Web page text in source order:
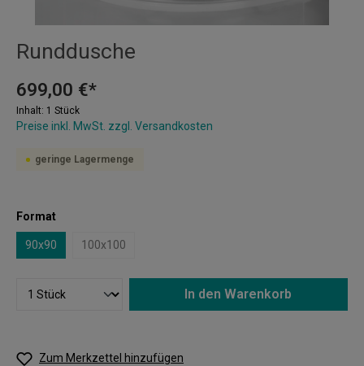
Runddusche
699,00 €*
Inhalt: 1 Stück
Preise inkl. MwSt. zzgl. Versandkosten
geringe Lagermenge
Format
90x90 100x100
In den Warenkorb
Zum Merkzettel hinzufügen